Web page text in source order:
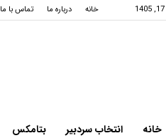
خانه درباره ما تماس با ما
خانه انتخاب سردبیر بتامکس